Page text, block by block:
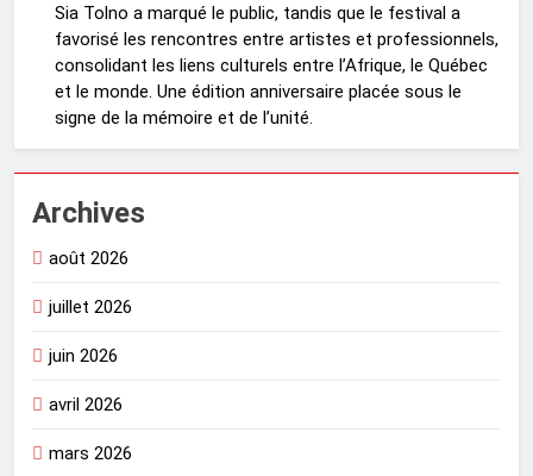
Sia Tolno a marqué le public, tandis que le festival a
favorisé les rencontres entre artistes et professionnels,
consolidant les liens culturels entre l’Afrique, le Québec
et le monde. Une édition anniversaire placée sous le
signe de la mémoire et de l’unité.
Archives
août 2026
juillet 2026
juin 2026
avril 2026
mars 2026